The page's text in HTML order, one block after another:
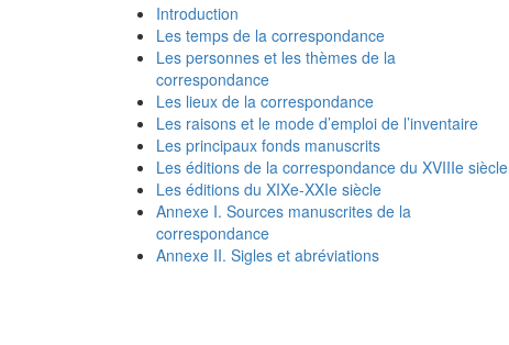
Introduction
Les temps de la correspondance
Les personnes et les thèmes de la
correspondance
Les lieux de la correspondance
Les raisons et le mode d’emploi de l’inventaire
Les principaux fonds manuscrits
Les éditions de la correspondance du XVIIIe siècle
Les éditions du XIXe-XXIe siècle
Annexe I. Sources manuscrites de la
correspondance
Annexe II. Sigles et abréviations